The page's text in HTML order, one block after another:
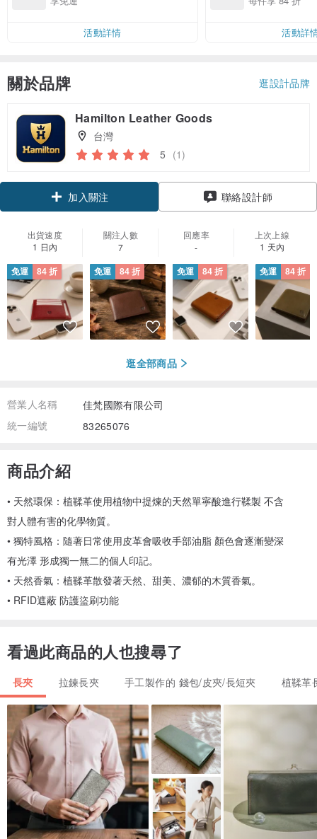
活動詳情 活動詳
關於品牌 逛設計品牌
Hamilton Leather Goods
台灣
5 (1)
加入關注 聯絡設計師
出貨速度
1 日內
關注人數
7
回應率
-
上次上線
1 天內
免運 84 折 免運 84 折 免運 84 折 免運 84 折
逛全部商品
營業人名稱
佳梵國際有限公司
統一編號
83265076
商品介紹
• 天然環保：植鞣革使用植物中提煉的天然單寧酸進行鞣製 不含
對人體有害的化學物質。
• 獨特風格：隨著日常使用皮革會吸收手部油脂 顏色會逐漸變深
有光澤 形成獨一無二的個人印記。
• 天然香氣：植鞣革散發著天然、甜美、濃郁的木質香氣。
• RFID遮蔽 防護盜刷功能
看過此商品的人也搜尋了
長夾 拉鍊長夾 手工製作的 錢包/皮夾/長短夾 植鞣革